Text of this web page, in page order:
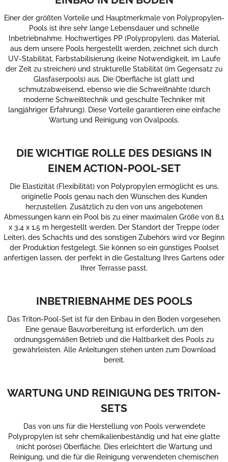
Einer der größten Vorteile und Hauptmerkmale von Polypropylen-
Pools ist ihre sehr lange Lebensdauer und schnelle
Inbetriebnahme. Hochwertiges PP (Polypropylen), das Material,
aus dem unsere Pools hergestellt werden, zeichnet sich durch
UV-Stabilität, Farbstabilisierung (keine Notwendigkeit, im Laufe
der Zeit zu streichen) und strukturelle Stabilität (im Gegensatz zu
Glasfaserpools) aus. Die Oberfläche ist glatt und
schmutzabweisend, ebenso wie die Schweißnähte (durch
moderne Schweißtechnik und geschulte Techniker mit
langjähriger Erfahrung). Diese Vorteile garantieren eine einfache
Wartung und Reinigung von Ovalpools.
DIE WICHTIGE ROLLE DES DESIGNS IN
EINEM ACTION-POOL-SET
Die Elastizität (Flexibilität) von Polypropylen ermöglicht es uns,
originelle Pools genau nach den Wünschen des Kunden
herzustellen. Zusätzlich zu den von uns angebotenen
Abmessungen kann ein Pool bis zu einer maximalen Größe von 8,1
x 3,4 x 1,5 m hergestellt werden. Der Standort der Treppe (oder
Leiter), des Schachts und des sonstigen Zubehörs wird vor Beginn
der Produktion festgelegt. Sie können so ein günstiges Poolset
anfertigen lassen, der perfekt in die Gestaltung Ihres Gartens oder
Ihrer Terrasse passt.
INBETRIEBNAHME DES POOLS
Das Triton-Pool-Set ist für den Einbau in den Boden vorgesehen.
Eine genaue Bauvorbereitung ist erforderlich, um den
ordnungsgemäßen Betrieb und die Haltbarkeit des Pools zu
gewährleisten. Alle Anleitungen stehen unten zum Download
bereit.
WARTUNG UND REINIGUNG DES TRITON-
SETS
Das von uns für die Herstellung von Pools verwendete
Polypropylen ist sehr chemikalienbeständig und hat eine glatte
(nicht poröse) Oberfläche. Dies erleichtert die Wartung und
Reinigung, und die für die Reinigung verwendeten chemischen